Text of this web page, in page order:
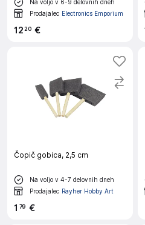
Na voljo v 6-9 delovnih dneh
Prodajalec Electronics Emporium
12 20 €
Čopič gobica, 2,5 cm
Na voljo v 4-7 delovnih dneh
Prodajalec Rayher Hobby Art
1 79 €